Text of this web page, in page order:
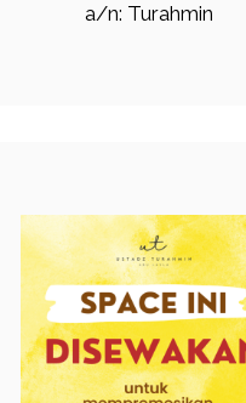
a/n: Turahmin